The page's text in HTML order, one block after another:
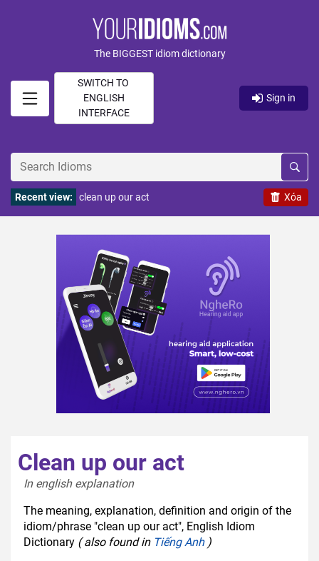
The BIGGEST idiom dictionary
SWITCH TO
ENGLISH
INTERFACE
Sign in
Xóa
Recent view: clean up our act
Clean up our act
In english explanation
The meaning, explanation, definition and origin of the
idiom/phrase "clean up our act", English Idiom
Dictionary ( also found in Tiếng Anh)